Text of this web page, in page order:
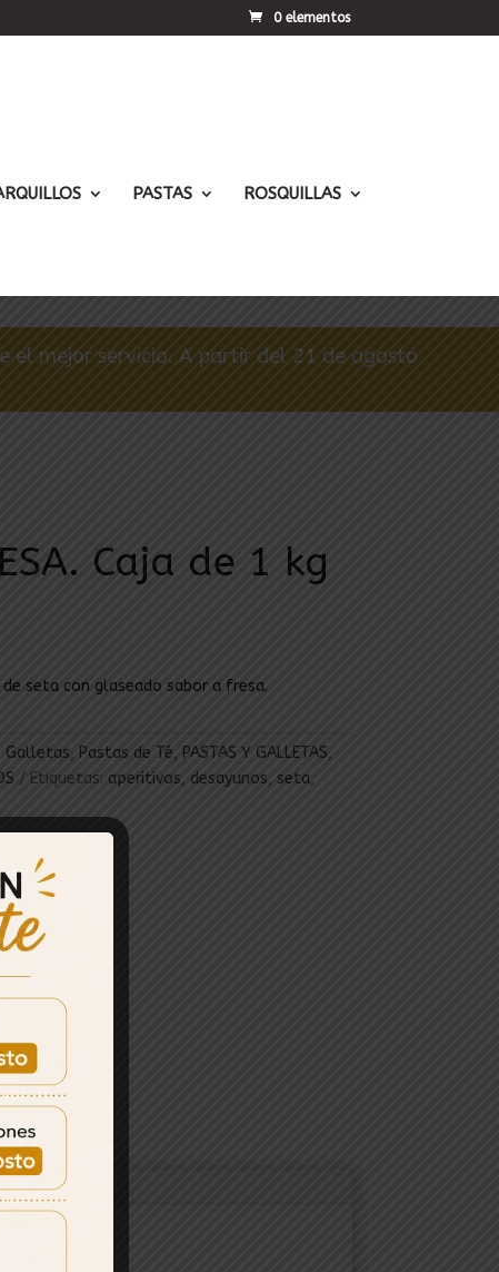
0 elementos
PASTAS ROSQUILLAS
el mejor servicio. A partir del 21 de agosto
Caja de 1 kg
seta con glaseado sabor a fresa.
Galletas, Pastas de Té, PASTAS Y GALLETAS,
Etiquetas: aperitivos, desayunos, seta,